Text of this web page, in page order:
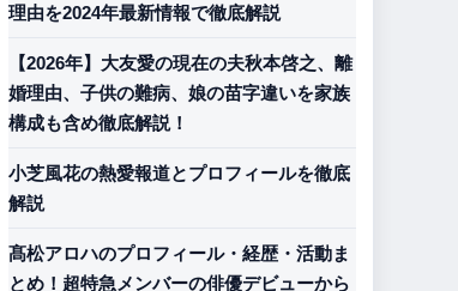
理由を2024年最新情報で徹底解説
【2026年】大友愛の現在の夫秋本啓之、離
婚理由、子供の難病、娘の苗字違いを家族
構成も含め徹底解説！
小芝風花の熱愛報道とプロフィールを徹底
解説
髙松アロハのプロフィール・経歴・活動ま
とめ！超特急メンバーの俳優デビューから